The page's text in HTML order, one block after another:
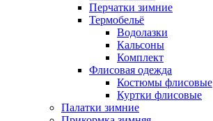
Перчатки зимние
Термобельё
Водолазки
Кальсоны
Комплект
Флисовая одежда
Костюмы флисовые
Куртки флисовые
Палатки зимние